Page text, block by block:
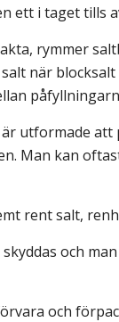
ett i taget tills
rymmer
när
utformade att
Man kan
rent salt,
och
och